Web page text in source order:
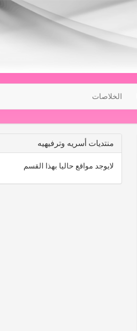
الخلاصات
منتديات أسريه وترفيهيه
لايوجد مواقع حاليا بهذا القسم